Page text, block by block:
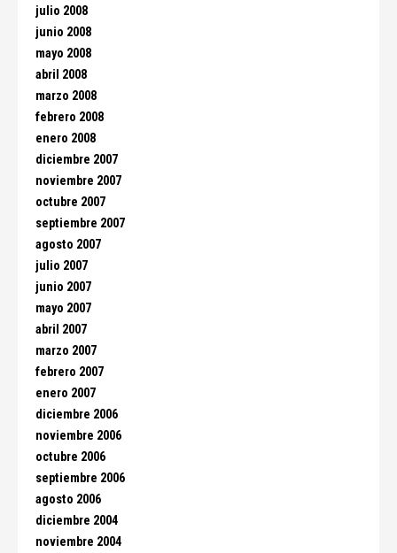
julio 2008
junio 2008
mayo 2008
abril 2008
marzo 2008
febrero 2008
enero 2008
diciembre 2007
noviembre 2007
octubre 2007
septiembre 2007
agosto 2007
julio 2007
junio 2007
mayo 2007
abril 2007
marzo 2007
febrero 2007
enero 2007
diciembre 2006
noviembre 2006
octubre 2006
septiembre 2006
agosto 2006
diciembre 2004
noviembre 2004